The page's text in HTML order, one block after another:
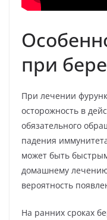
при
При лечении
осторожность в
обязательного
падения
может быть
домашнему
вероятность
На ранних сроках